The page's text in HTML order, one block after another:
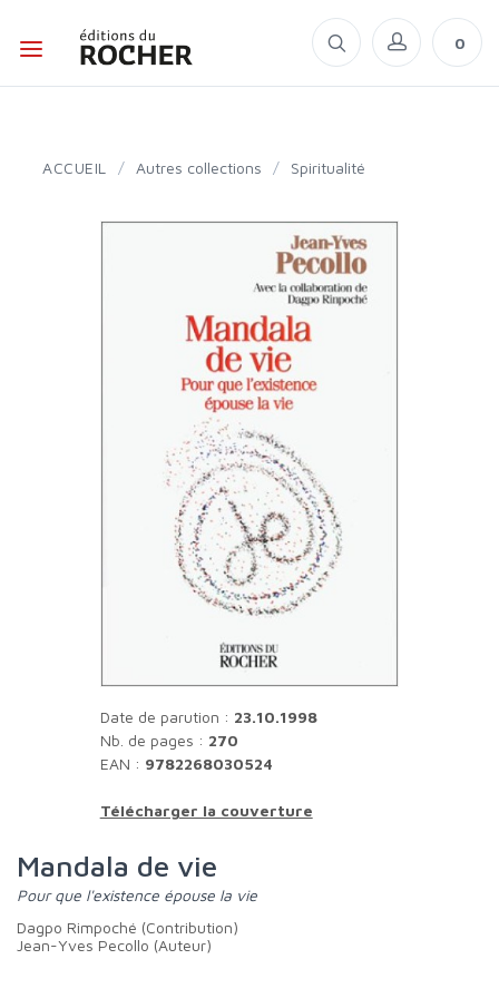
0
ACCUEIL / Autres collections / Spiritualité
Date de parution : 23.10.1998
Nb. de pages : 270
EAN : 9782268030524
Télécharger la couverture
Mandala de vie
Pour que l'existence épouse la vie
Dagpo Rimpoché (Contribution)
Jean-Yves Pecollo (Auteur)